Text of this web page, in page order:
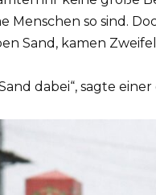
Menschen so sind.
Sand, kamen
dabei“, sagte